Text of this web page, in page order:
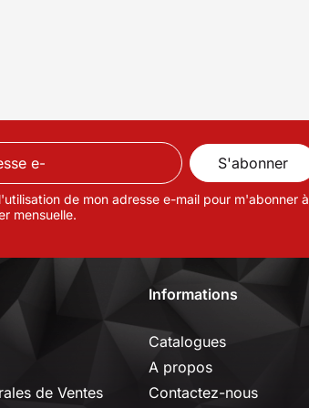
de mon adresse e-mail pour m'abonner à
mensuelle.
de Ventes
Informations
Catalogues
A propos
Contactez-nous